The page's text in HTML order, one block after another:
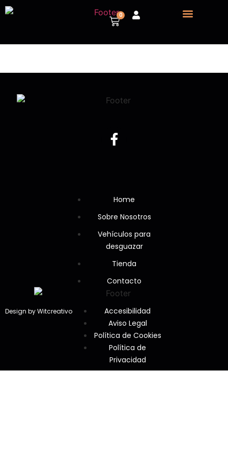
0
Home
Sobre Nosotros
Vehículos para
desguazar
Tienda
Contacto
Design by Witcreativo
Accesibilidad
Aviso Legal
Política de Cookies
Política de
Privacidad